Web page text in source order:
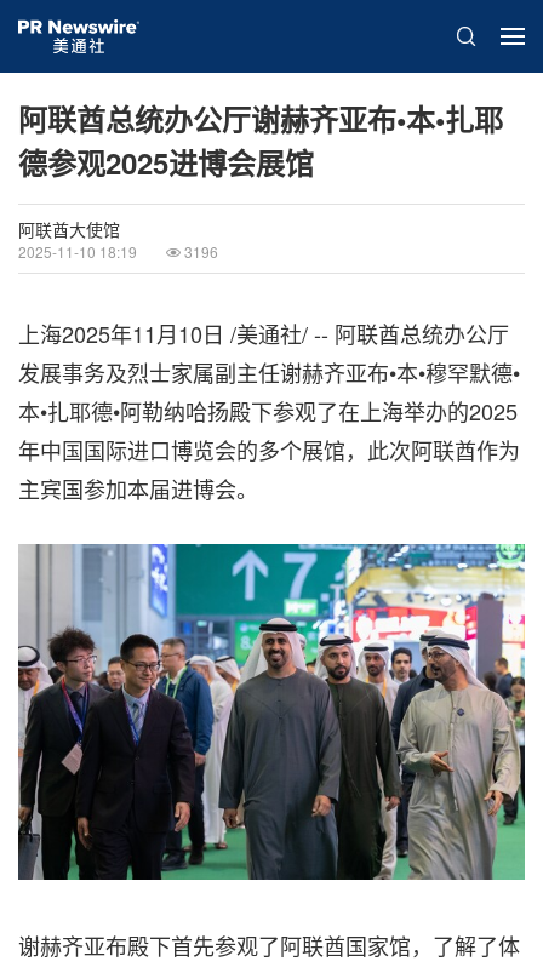
阿联酋总统办公厅谢赫齐亚布•本•扎耶
德参观2025进博会展馆
阿联酋大使馆
2025-11-10 18:19 3196
上海2025年11月10日 /美通社/ -- 阿联酋总统办公厅
发展事务及烈士家属副主任谢赫齐亚布•本•穆罕默德•
本•扎耶德•阿勒纳哈扬殿下参观了在上海举办的2025
年中国国际进口博览会的多个展馆，此次阿联酋作为
主宾国参加本届进博会。
谢赫齐亚布殿下首先参观了阿联酋国家馆，了解了体